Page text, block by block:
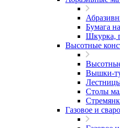
Бумага
Шкурка,
Высотные
Вышки-
Столы
Газовое и